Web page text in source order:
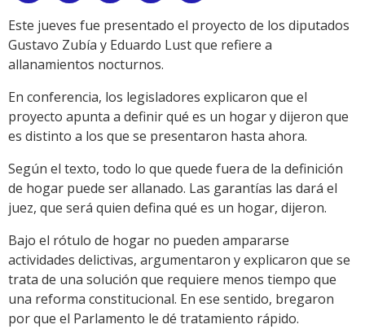
Link
Este jueves fue presentado el proyecto de los diputados
Gustavo Zubía y Eduardo Lust que refiere a
allanamientos nocturnos.
En conferencia, los legisladores explicaron que el
proyecto apunta a definir qué es un hogar y dijeron que
es distinto a los que se presentaron hasta ahora.
Según el texto, todo lo que quede fuera de la definición
de hogar puede ser allanado. Las garantías las dará el
juez, que será quien defina qué es un hogar, dijeron.
Bajo el rótulo de hogar no pueden ampararse
actividades delictivas, argumentaron y explicaron que se
trata de una solución que requiere menos tiempo que
una reforma constitucional. En ese sentido, bregaron
por que el Parlamento le dé tratamiento rápido.